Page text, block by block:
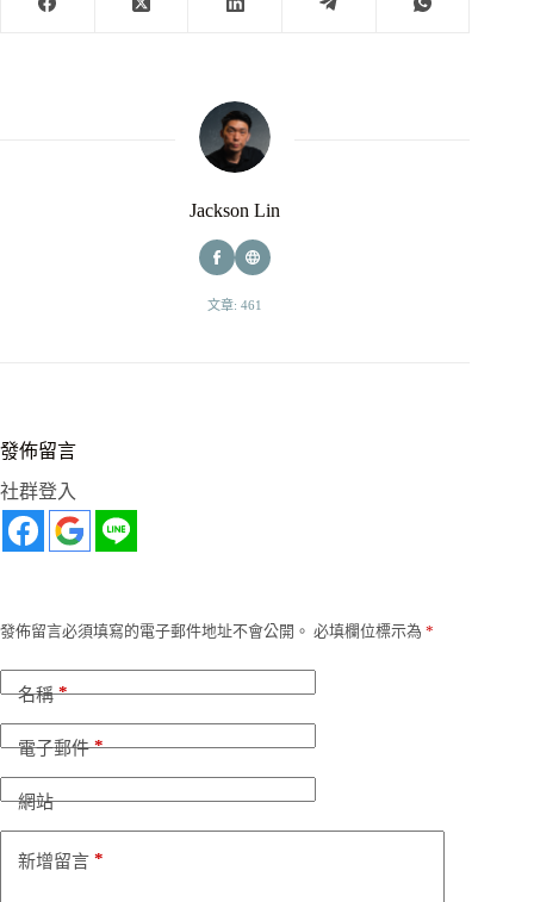
Jackson Lin
文章: 461
發佈留言
社群登入
發佈留言必須填寫的電子郵件地址不會公開。 必填欄位標示為 *
名稱*
電子郵件*
網站
新增留言 *